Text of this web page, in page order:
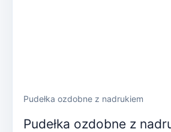
Pudełka ozdobne z nadrukiem
Pudełka ozdobne z